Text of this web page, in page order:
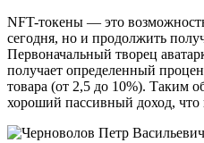
NFT-токены — это
сегодня, но и продолжить
Первоначальный творец
получает определенный
товара (от 2,5 до 10%). Таким
хороший пассивный доход, что